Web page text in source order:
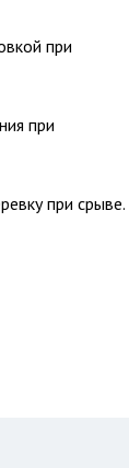
при
при
при срыве.